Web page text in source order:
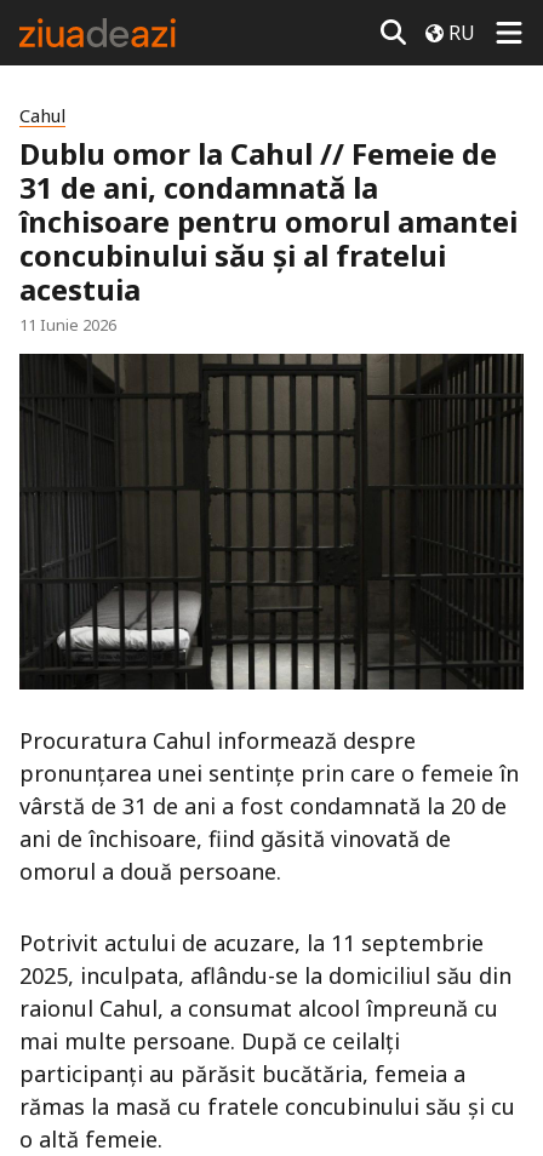
RU
Cahul
Dublu omor la Cahul // Femeie de
31 de ani, condamnată la
închisoare pentru omorul amantei
concubinului său și al fratelui
acestuia
11 Iunie 2026
Procuratura Cahul informează despre
pronunțarea unei sentințe prin care o femeie în
vârstă de 31 de ani a fost condamnată la 20 de
ani de închisoare, fiind găsită vinovată de
omorul a două persoane.
Potrivit actului de acuzare, la 11 septembrie
2025, inculpata, aflându-se la domiciliul său din
raionul Cahul, a consumat alcool împreună cu
mai multe persoane. După ce ceilalți
participanți au părăsit bucătăria, femeia a
rămas la masă cu fratele concubinului său și cu
o altă femeie.